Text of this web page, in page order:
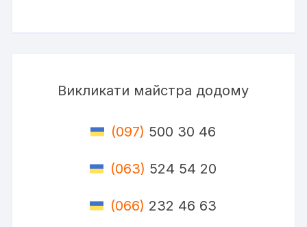
Викликати майстра додому
(097) 500 30 46
(063) 524 54 20
(066) 232 46 63